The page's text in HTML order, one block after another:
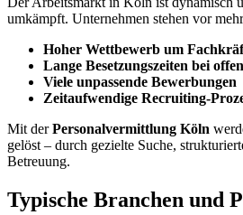
umkämpft. Unternehmen stehen vor
Hoher Wettbewerb um
Lange Besetzungszeiten bei
Viele unpassende Bewerbungen
Zeitaufwendige Recruiting-
Mit derPersonalvermittlung Köln
gelöst – durch gezielte Suche,
Betreuung.
Typische Branchen und